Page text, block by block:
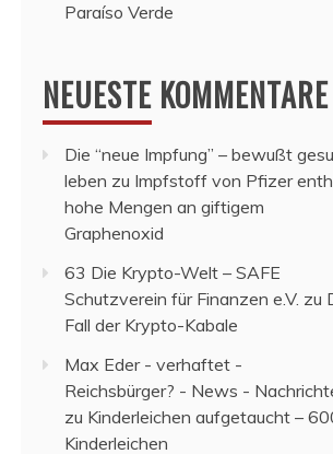
Paraíso Verde
NEUESTE KOMMENTARE
Die “neue Impfung” – bewußt
leben zu Impfstoff von Pfizer
hohe Mengen an giftigem
Graphenoxid
63 Die Krypto-Welt – SAFE
Schutzverein für Finanzen e.V. zu
Fall der Krypto-Kabale
Max Eder - verhaftet -
Reichsbürger? - News -
zu Kinderleichen aufgetaucht –
Kinderleichen